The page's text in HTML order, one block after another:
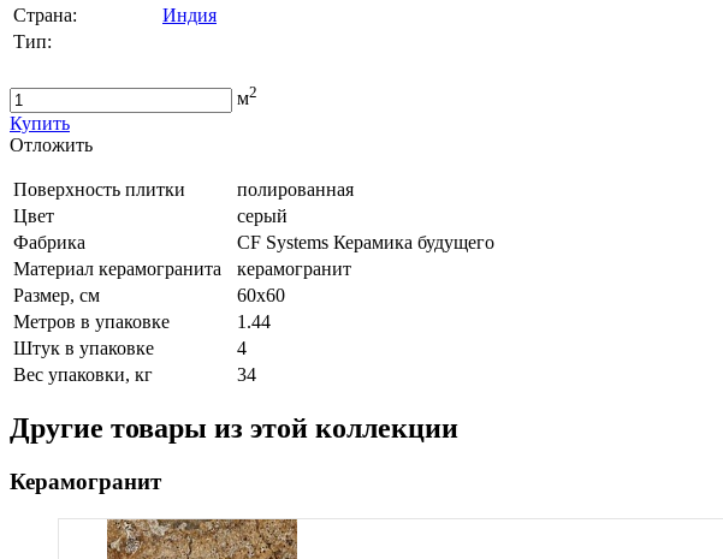
Страна:
Индия
Тип:
м2
Купить
Oтложить
Поверхность плитки
полированная
Цвет
серый
Фабрика
CF Systems Керамика будущего
Материал керамогранита
керамогранит
Размер, см
60х60
Метров в упаковке
1.44
Штук в упаковке
4
Вес упаковки, кг
34
Другие товары из этой коллекции
Керамогранит